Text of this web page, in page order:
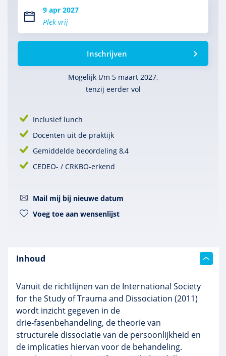
9 apr 2027
Plek vrij
Inschrijven
Mogelijk t/m 5 maart 2027,
tenzij eerder vol
Inclusief lunch
Docenten uit de praktijk
Gemiddelde beoordeling 8,4
CEDEO- / CRKBO-erkend
Mail mij bij nieuwe datum
Voeg toe aan wensenlijst
Inhoud
Vanuit de richtlijnen van de International Society
for the Study of Trauma and Dissociation (2011)
wordt inzicht gegeven in de
drie‑fasenbehandeling, de theorie van
structurele dissociatie van de persoonlijkheid en
de implicaties hiervan voor de behandeling.